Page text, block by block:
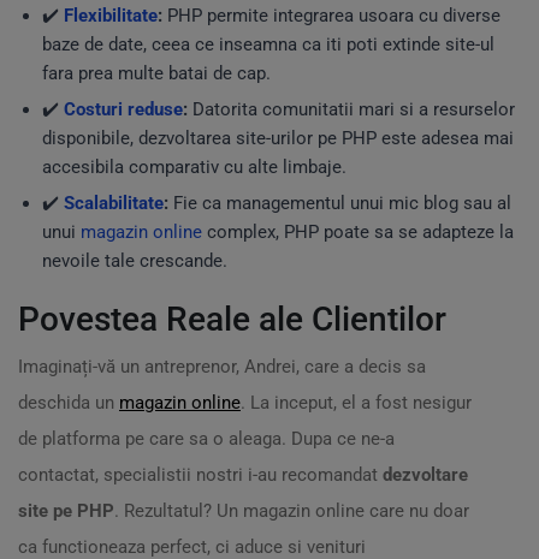
✔️ Flexibilitate: PHP permite integrarea usoara cu diverse
baze de date, ceea ce inseamna ca iti poti extinde site-ul
fara prea multe batai de cap.
✔️ Costuri reduse: Datorita comunitatii mari si a resurselor
disponibile, dezvoltarea site-urilor pe PHP este adesea mai
accesibila comparativ cu alte limbaje.
✔️ Scalabilitate: Fie ca managementul unui mic blog sau al
unui magazin online complex, PHP poate sa se adapteze la
nevoile tale crescande.
Povestea Reale ale Clientilor
Imaginați-vă un antreprenor, Andrei, care a decis sa
deschida un magazin online. La inceput, el a fost nesigur
de platforma pe care sa o aleaga. Dupa ce ne-a
contactat, specialistii nostri i-au recomandat dezvoltare
site pe PHP. Rezultatul? Un magazin online care nu doar
ca functioneaza perfect, ci aduce si venituri